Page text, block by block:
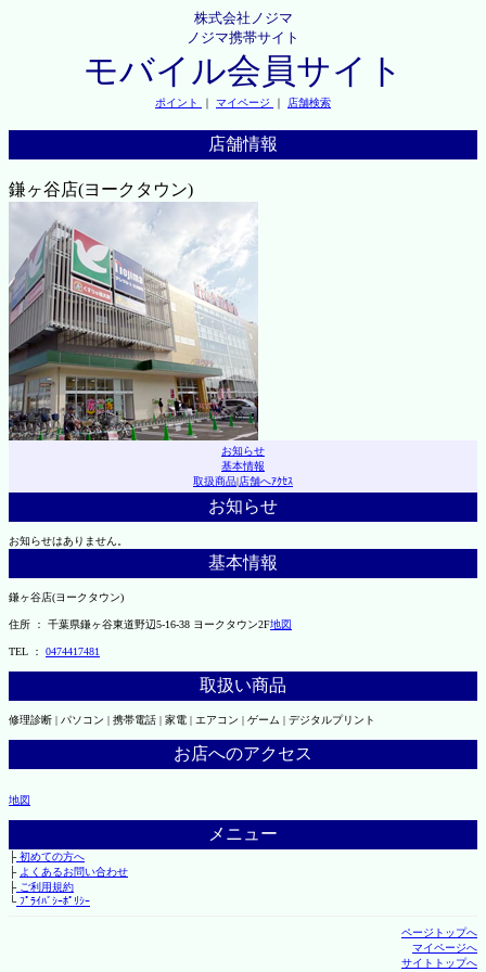
株式会社ノジマ
ノジマ携帯サイト
モバイル会員サイト
ポイント ｜ マイページ ｜ 店舗検索
店舗情報
鎌ヶ谷店(ヨークタウン)
お知らせ
基本情報
取扱商品|店舗へｱｸｾｽ
お知らせ
お知らせはありません。
基本情報
鎌ヶ谷店(ヨークタウン)
住所 ： 千葉県鎌ヶ谷東道野辺5-16-38 ヨークタウン2F地図
TEL ： 0474417481
取扱い商品
修理診断 | パソコン | 携帯電話 | 家電 | エアコン | ゲーム | デジタルプリント
お店へのアクセス
地図
メニュー
├初めての方へ
├ よくあるお問い合わせ
├ご利用規約
└ﾌﾟﾗｲﾊﾞｼｰﾎﾟﾘｼｰ
ページトップへ
マイページへ
サイトトップへ